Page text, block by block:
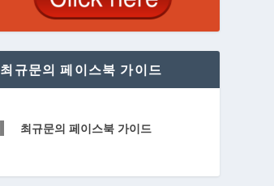
최규문의 페이스북 가이드
최규문의 페이스북 가이드